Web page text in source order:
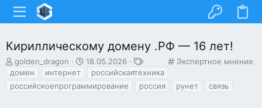
Кириллическому домену .РФ — 16 лет!
К
е
Экспертное мнение
А
в
golden_dragon
Д
18.05.2026
Т
е
домен интернет
российскаятехника
российскоепрограммирование
россия рунет связь